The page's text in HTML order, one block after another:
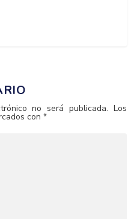
no será publicada. Los
con*